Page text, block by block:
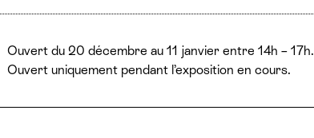
Ouvert du 20 décembre au 11 janvier entre 14h – 17h.
Ouvert uniquement pendant l’exposition en cours.